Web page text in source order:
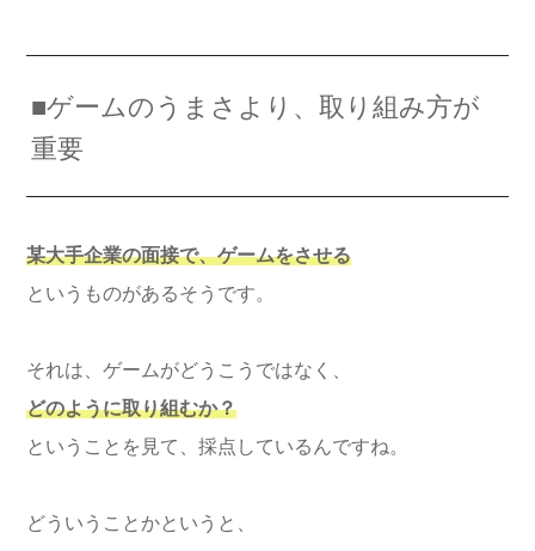
■ゲームのうまさより、取り組み方が
重要
某大手企業の面接で、ゲームをさせる
というものがあるそうです。
それは、ゲームがどうこうではなく、
どのように取り組むか？
ということを見て、採点しているんですね。
どういうことかというと、